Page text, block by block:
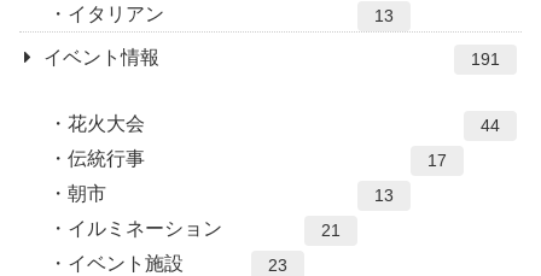
イタリアン 13
イベント情報 191
花火大会 44
伝統行事 17
朝市 13
イルミネーション 21
イベント施設 23